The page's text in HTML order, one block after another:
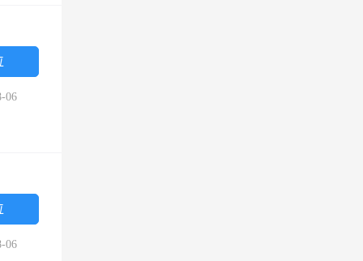
06
06